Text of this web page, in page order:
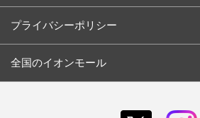
プライバシーポリシー
全国のイオンモール